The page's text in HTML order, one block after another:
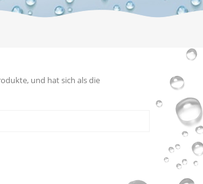
und hat sich als die